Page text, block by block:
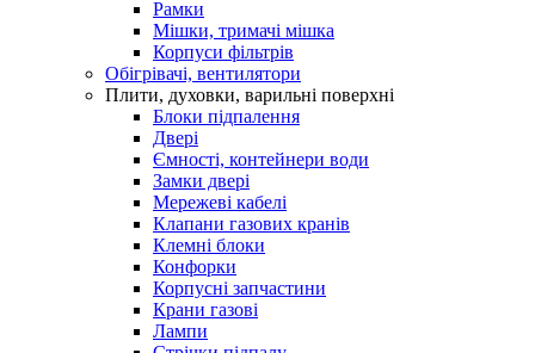
Рамки
Мішки, тримачі мішка
Корпуси фільтрів
Обігрівачі, вентилятори
Плити, духовки, варильні поверхні
Блоки підпалення
Двері
Ємності, контейнери води
Замки двері
Мережеві кабелі
Клапани газових кранів
Клемні блоки
Конфорки
Корпусні запчастини
Крани газові
Лампи